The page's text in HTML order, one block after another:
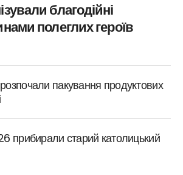
благодійні
полеглих героїв
пакування продуктових
прибирали старий католицький